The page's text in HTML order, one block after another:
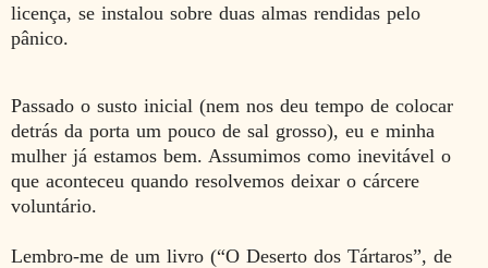
licença, se instalou sobre duas almas rendidas pelo
pânico.
Passado o susto inicial (nem nos deu tempo de colocar
detrás da porta um pouco de sal grosso), eu e minha
mulher já estamos bem. Assumimos como inevitável o
que aconteceu quando resolvemos deixar o cárcere
voluntário.
Lembro-me de um livro (“O Deserto dos Tártaros”, de